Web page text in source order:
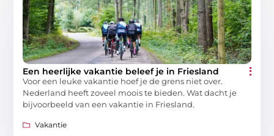
Een heerlijke vakantie beleef je in Friesland
Voor een leuke vakantie hoef je de grens niet over.
Nederland heeft zoveel moois te bieden. Wat dacht je
bijvoorbeeld van een vakantie in Friesland.
Vakantie